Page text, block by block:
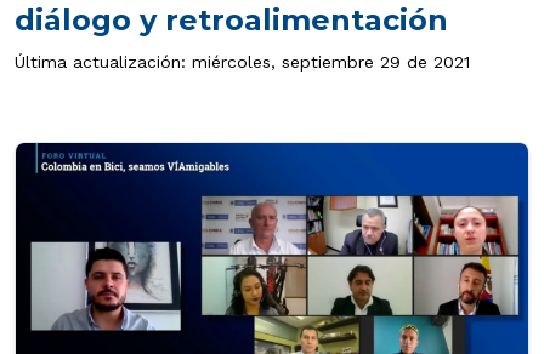
diálogo y retroalimentación
Última actualización: miércoles, septiembre 29 de 2021